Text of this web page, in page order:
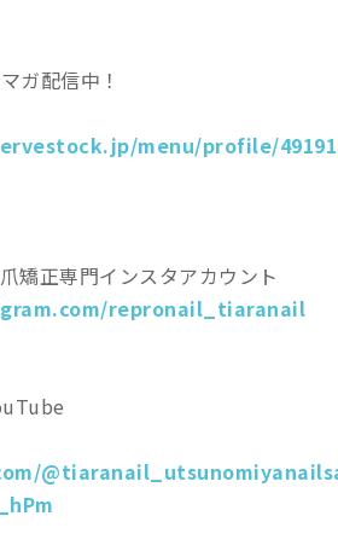
ガ配信中！
menu/profile/49191
矯正専門インスタアカウント
repronail_tiaranail